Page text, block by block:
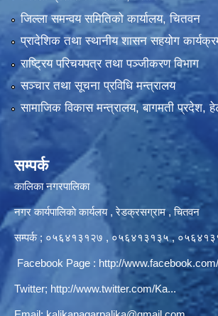
जिल्ला समन्वय समितिको कार्यालय, चितवन
प्रादेशिक तथा स्थानीय शासन सहयोग
राष्ट्रिय परिचयपत्र तथा पञ्‍जीकरण विभाग
सञ्‍चार तथा सूचना प्रविधि मन्त्रालय
सामाजिक विकास मन्त्रालय, बागमती प्रदेश,
सम्पर्क
कालिका नगरपालिका
नगर कार्यपालिकाे कार्यलय‍ , रेडक्रसग्राम , चितवन
सम्पर्क ; ०५६४१३१२७ , ०५६४१३१३५ ,
Facebook Page : http://
Twitter; http://www.twitter.com/Ka...